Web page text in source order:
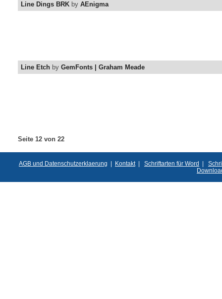
Line Dings BRK by AEnigma
Line Etch by GemFonts | Graham Meade
Seite 12 von 22
AGB und Datenschutzerklaerung | Kontakt| Schriftarten für Word |